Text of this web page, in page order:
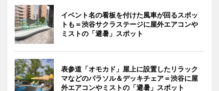
イベント名の看板を付けた風車が回るスポッ
トも＝渋谷サクラステージに屋外エアコンや
ミストの「避暑」スポット
表参道「オモカド」屋上に設置したリラック
マなどのパラソル＆デッキチェア＝渋谷に屋
外エアコンやミストの「避暑」スポット